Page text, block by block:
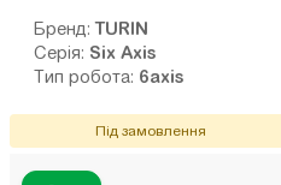
Бренд:TURIN
Серія: Six Axis
Тип робота: 6axis
Під замовлення